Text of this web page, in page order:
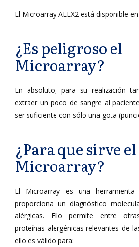
El Microarray ALEX2 está disponible en
¿Es peligroso el
Microarray?
En absoluto, para su realización
extraer un poco de sangre al
ser suficiente con sólo una gota
¿Para que sirve el
Microarray?
El Microarray es una
proporciona un diagnóstico
alérgicas. Ello permite entre
proteínas alergénicas relevantes de
ello es válido para: